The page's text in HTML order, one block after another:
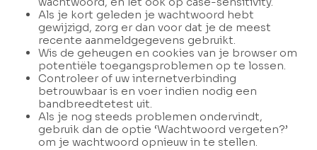
Als je kort geleden je wachtwoord hebt
gewijzigd, zorg er dan voor dat je de meest
recente aanmeldgegevens gebruikt.
Wis de geheugen en cookies van je browser om
potentiële toegangsproblemen op te lossen.
Controleer of uw internetverbinding
betrouwbaar is en voer indien nodig een
bandbreedtetest uit.
Als je nog steeds problemen ondervindt,
gebruik dan de optie ‘Wachtwoord vergeten?’
om je wachtwoord opnieuw in te stellen.